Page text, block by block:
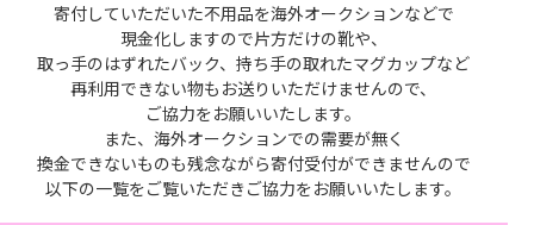
寄付していただいた不用品を海外オークションなどで
現金化しますので片方だけの靴や、
取っ手のはずれたバック、持ち手の取れたマグカップなど
再利用できない物もお送りいただけませんので、
ご協力をお願いいたします。
また、海外オークションでの需要が無く
換金できないものも残念ながら寄付受付ができませんので
以下の一覧をご覧いただきご協力をお願いいたします。